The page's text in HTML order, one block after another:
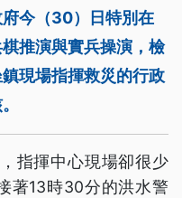
今（30）日特別在
推演與實兵操演，檢
現場指揮救災的行政
指揮中心現場卻很少
著13時30分的洪水警